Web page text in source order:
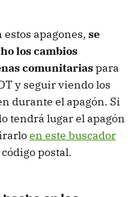
apagones, se
los cambios
comunitariaspara
y seguir viendo los
durante el apagón. Si
tendrá lugar el apagón
en este buscador
postal.